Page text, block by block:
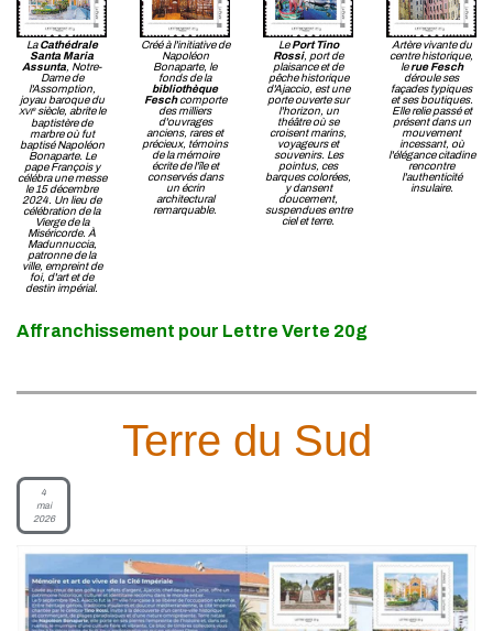
LaCathédrale
Santa Maria
Assunta, Notre-
Dame de
l'Assomption,
joyau baroque du
XVIesiècle, abrite le
baptistère de
marbre où fut
baptisé Napoléon
Bonaparte. Le
pape François y
célébra une messe
le 15 décembre
2024. Un lieu de
célébration de la
Vierge de la
Miséricorde. À
Madunnuccia,
patronne de la
ville, empreint de
foi, d'art et de
destin impérial.
Créé à l'initiative de
Napoléon
Bonaparte, le
fonds de la
bibliothèque
Feschcomporte
des milliers
d'ouvrages
anciens, rares et
précieux, témoins
de la mémoire
écrite de l'île et
conservés dans
un écrin
architectural
remarquable.
LePort Tino
Rossi, port de
plaisance et de
pêche historique
d'Ajaccio, est une
porte ouverte sur
l'horizon, un
théâtre où se
croisent marins,
voyageurs et
souvenirs. Les
pointus, ces
barques colorées,
y dansent
doucement,
suspendues entre
ciel et terre.
Artère vivante du
centre historique,
lerue Fesch
déroule ses
façades typiques
et ses boutiques.
Elle relie passé et
présent dans un
mouvement
incessant, où
l'élégance citadine
rencontre
l'authenticité
insulaire.
Affranchissement pour Lettre Verte 20g
Terre du Sud
4
mai
2026